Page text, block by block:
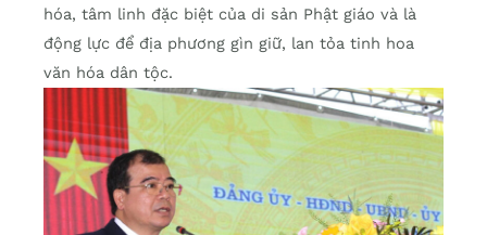
hóa, tâm linh đặc biệt của di sản Phật giáo và là
động lực để địa phương gìn giữ, lan tỏa tinh hoa
văn hóa dân tộc.